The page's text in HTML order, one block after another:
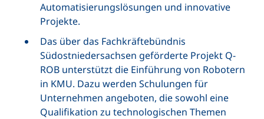
Automatisierungslösungen und innovative
Projekte.
Das über das Fachkräftebündnis
Südostniedersachsen geförderte Projekt Q-
ROB unterstützt die Einführung von Robotern
in KMU. Dazu werden Schulungen für
Unternehmen angeboten, die sowohl eine
Qualifikation zu technologischen Themen